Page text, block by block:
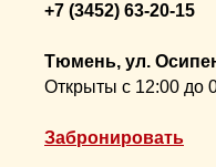
+7 (3452) 63-20-15
Тюмень, ул.
Открыты с 12:00 до
Забронировать